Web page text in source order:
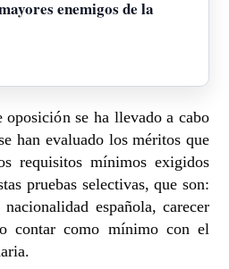
enemigos de la
oposición se ha llevado a cabo
han evaluado los méritos que
requisitos mínimos exigidos
pruebas selectivas, que son:
española, carecer
o contar como mínimo con el